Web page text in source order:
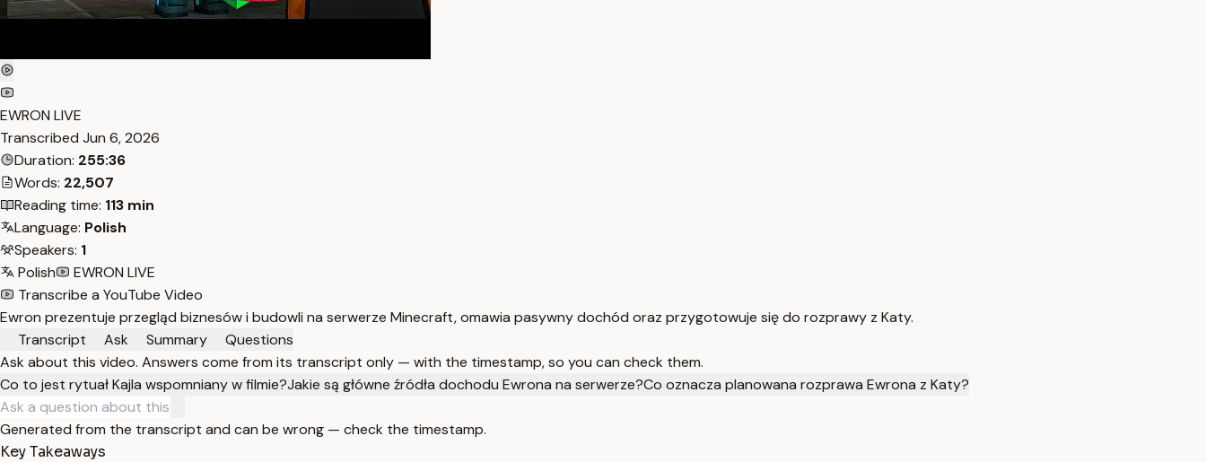
EWRON LIVE
Transcribed Jun 6, 2026
Duration: 255:36
Words: 22,507
Reading time: 113 min
Language: Polish
Speakers: 1
Polish
EWRON LIVE
Transcribe a YouTube Video
Ewron prezentuje przegląd biznesów i budowli na serwerze Minecraft, omawia pasywny dochód oraz przygotowuje się do rozprawy z Katy.
Transcript
Ask Summary
Questions
Ask about this video. Answers come from its transcript only — with the timestamp, so you can check them.
Co to jest rytuał Kajla wspomniany w filmie?Jakie są główne źródła dochodu Ewrona na serwerze?Co oznacza planowana rozprawa Ewrona z Katy?
Generated from the transcript and can be wrong — check the timestamp.
Key Takeaways